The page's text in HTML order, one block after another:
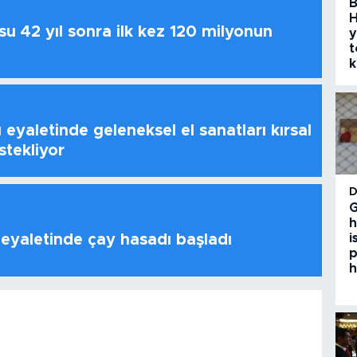
42 yıl sonra ilk kez 120 milyonun
geleneksel el sanatları kırsal
çay hasadı başladı